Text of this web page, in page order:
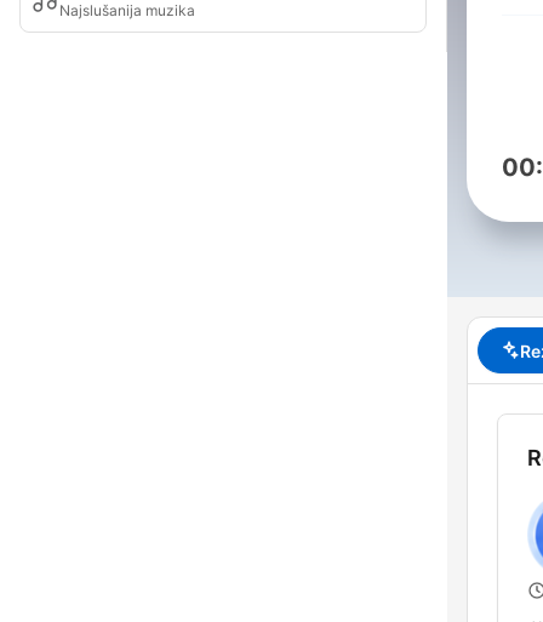
Najslušanija muzika